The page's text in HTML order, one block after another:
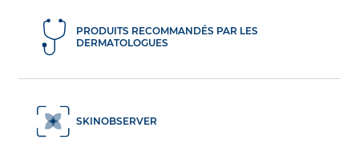
PRODUITS RECOMMANDÉS PAR LES
DERMATOLOGUES
SKINOBSERVER